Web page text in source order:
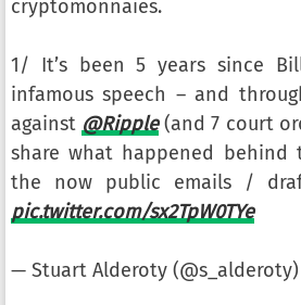
cryptomonnaies.
1/ It’s been 5 years since
infamous speech – and
against @Ripple(and 7 court
share what happened behind
the now public emails /
pic.twitter.com/sx2TpW0TYe
— Stuart Alderoty (@s_alderoty)